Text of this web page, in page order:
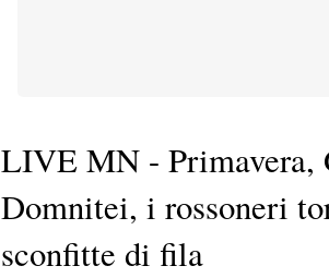
LIVE MN - Primavera,
Domnitei, i rossoneri
sconfitte di fila